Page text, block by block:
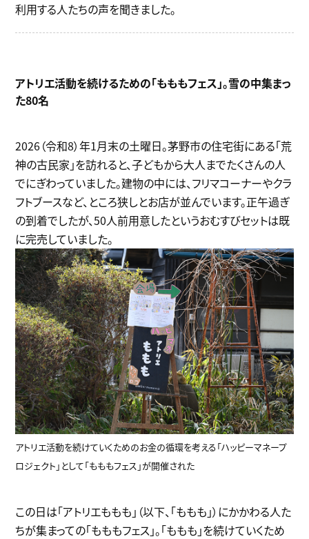
利用する人たちの声を聞きました。
アトリエ活動を続けるための「もももフェス」。雪の中集まっ
た80名
2026（令和8）年1月末の土曜日。茅野市の住宅街にある「荒
神の古民家」を訪れると、子どもから大人までたくさんの人
でにぎわっていました。建物の中には、フリマコーナーやクラ
フトブースなど、ところ狭しとお店が並んでいます。正午過ぎ
の到着でしたが、50人前用意したというおむすびセットは既
に完売していました。
アトリエ活動を続けていくためのお金の循環を考える「ハッピーマネープ
ロジェクト」として「もももフェス」が開催された
この日は「アトリエももも」（以下、「ももも」）にかかわる人た
ちが集まっての「もももフェス」。「ももも」を続けていくため